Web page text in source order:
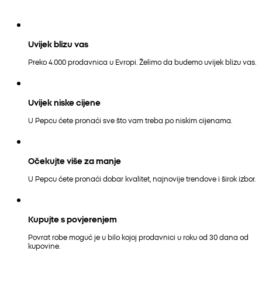
Uvijek blizu vas
Preko 4.000 prodavnica u Evropi. Želimo da budemo uvijek blizu vas.
Uvijek niske cijene
U Pepcu ćete pronaći sve što vam treba po niskim cijenama.
Očekujte više za manje
U Pepcu ćete pronaći dobar kvalitet, najnovije trendove i širok izbor.
Kupujte s povjerenjem
Povrat robe moguć je u bilo kojoj prodavnici u roku od 30 dana od
kupovine.